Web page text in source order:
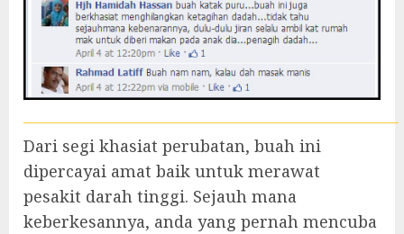
Dari segi khasiat perubatan, buah ini
dipercayai amat baik untuk merawat
pesakit darah tinggi. Sejauh mana
keberkesannya, anda yang pernah mencuba